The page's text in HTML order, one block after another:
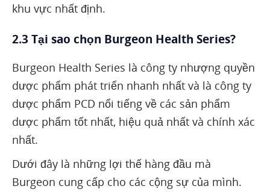
khu vực nhất định.
2.3 Tại sao chọn Burgeon Health Series?
Burgeon Health Series là công ty nhượng quyền
dược phẩm phát triển nhanh nhất và là công ty
dược phẩm PCD nổi tiếng về các sản phẩm
dược phẩm tốt nhất, hiệu quả nhất và chính xác
nhất.
Dưới đây là những lợi thế hàng đầu mà
Burgeon cung cấp cho các cộng sự của mình.